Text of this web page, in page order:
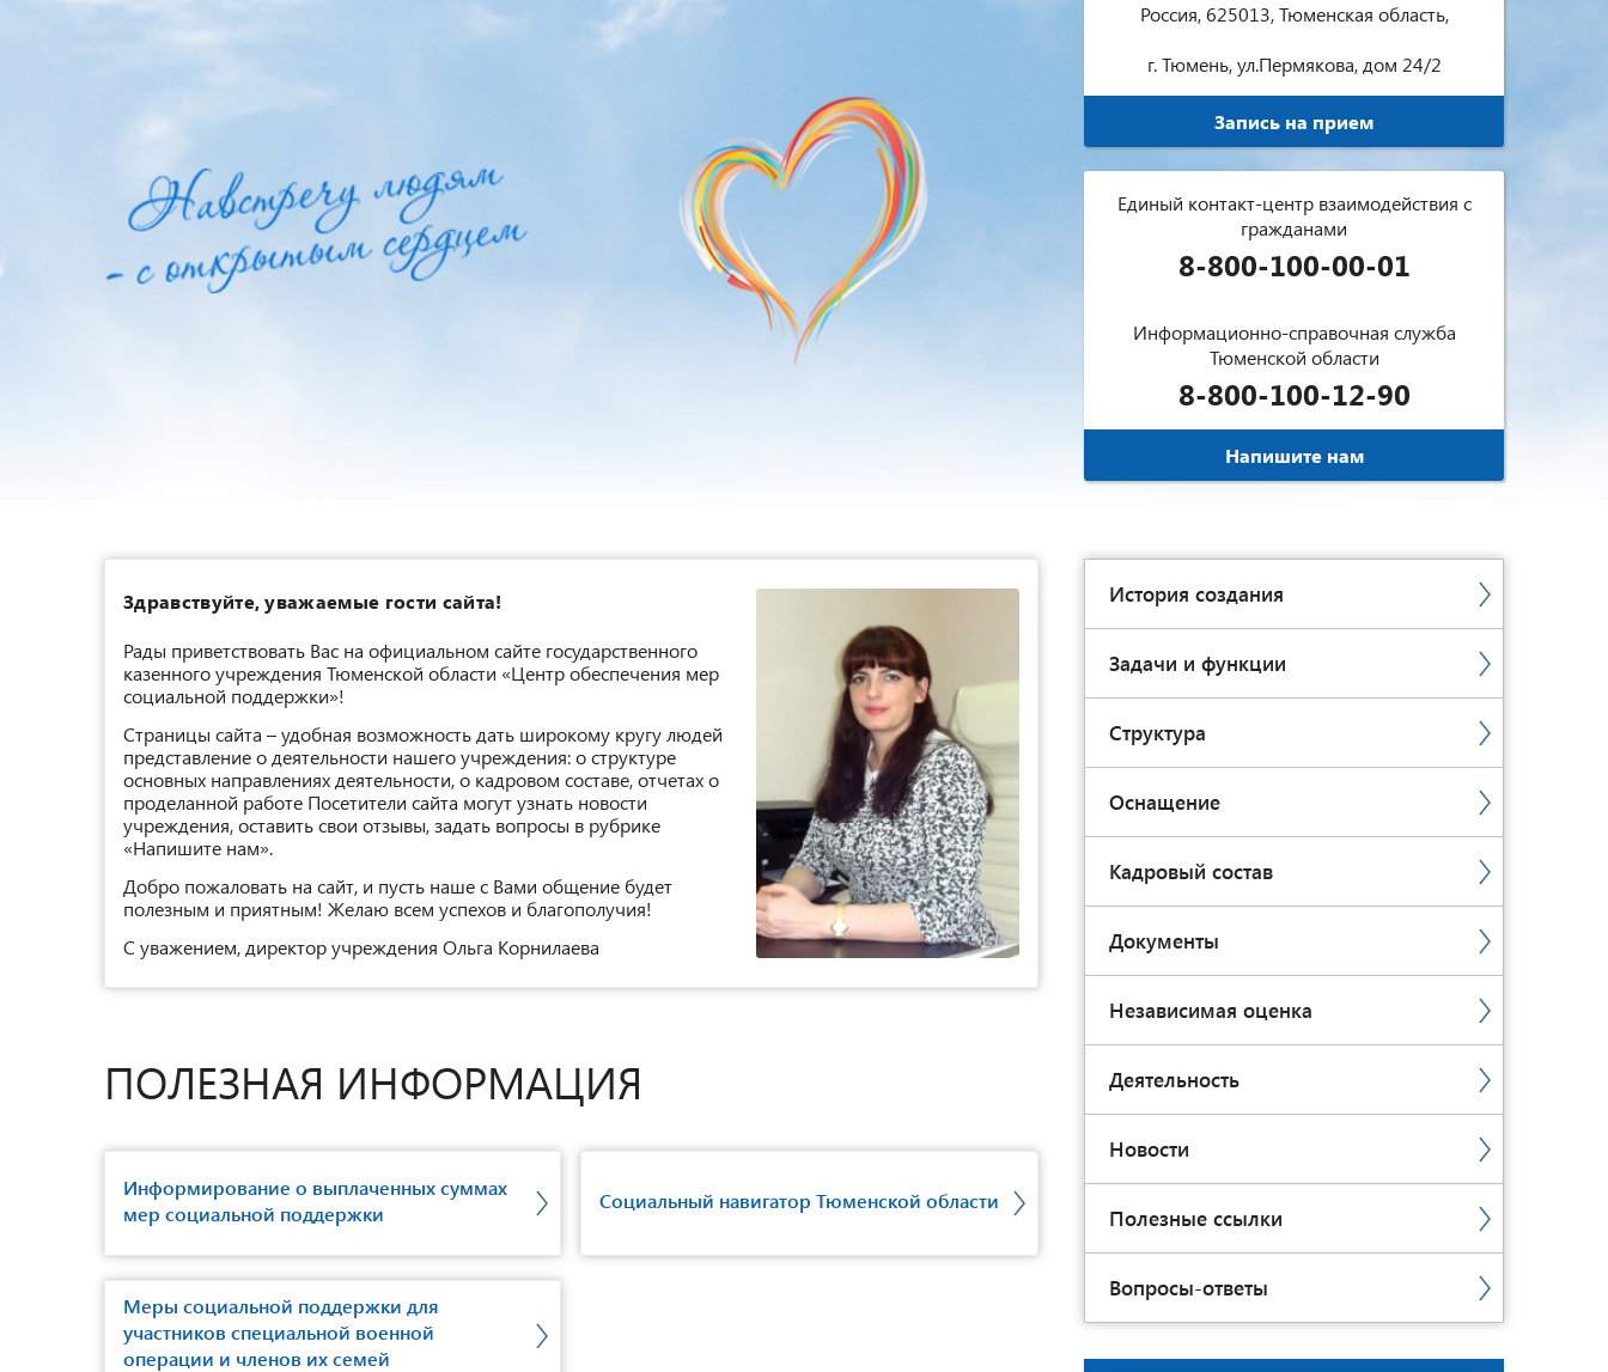
Россия, 625013, Тюменская область,
г. Тюмень, ул.Пермякова, дом 24/2
Запись на прием
Единый контакт-центр взаимодействия с
гражданами
8-800-100-00-01
Информационно-справочная служба
Тюменской области
8-800-100-12-90
Напишите нам
История создания
Задачи и функции
Структура
Оснащение
Кадровый состав
Документы
Независимая оценка
Деятельность
Новости
Полезные ссылки
Вопросы-ответы
Здравствуйте, уважаемые гости сайта!
Рады приветствовать Вас на официальном сайте государственного
казенного учреждения Тюменской области «Центр обеспечения мер
социальной поддержки»!
Страницы сайта – удобная возможность дать широкому кругу людей
представление о деятельности нашего учреждения: о структуре
основных направлениях деятельности, о кадровом составе, отчетах о
проделанной работе Посетители сайта могут узнать новости
учреждения, оставить свои отзывы, задать вопросы в рубрике
«Напишите нам».
Добро пожаловать на сайт, и пусть наше с Вами общение будет
полезным и приятным! Желаю всем успехов и благополучия!
С уважением, директор учреждения Ольга Корнилаева
ПОЛЕЗНАЯ ИНФОРМАЦИЯ
Информирование о выплаченных суммах
мер социальной поддержки
Социальный навигатор Тюменской области
Меры социальной поддержки для
участников специальной военной
операции и членов их семей